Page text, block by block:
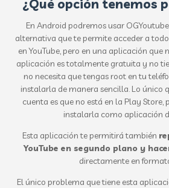
¿Qué opción tenemos
En Android podremos usar
alternativa que te permite acceder a
en YouTube, pero en una aplicación que
aplicación es totalmente gratuita y no
no necesita que tengas root en tu
instalarla de manera sencilla. Lo único
cuenta es que no está en la Play Store,
instalarla como aplicación
Esta aplicación te permitirá también
YouTube en segundo plano y
directamente en
El único problema que tiene esta